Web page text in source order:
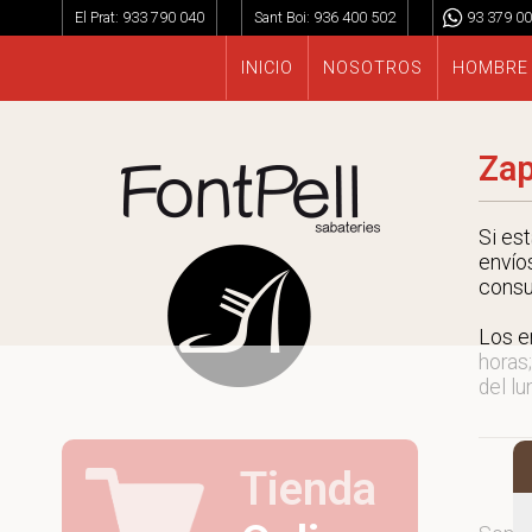
El Prat: 933 790 040 Sant Boi: 936 400 502 93 379
INICIO NOSOTROS HOMBRE
Tienda
Si
Los
del